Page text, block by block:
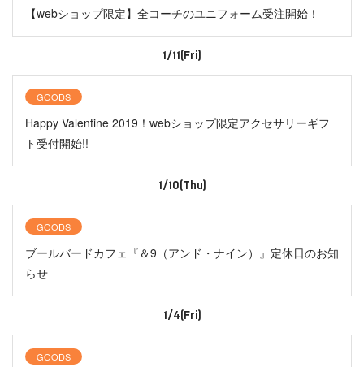
【webショップ限定】全コーチのユニフォーム受注開始！
1/11(Fri)
GOODS
Happy Valentine 2019！webショップ限定アクセサリーギフ
ト受付開始!!
1/10(Thu)
GOODS
ブールバードカフェ『＆9（アンド・ナイン）』定休日のお知
らせ
1/4(Fri)
GOODS